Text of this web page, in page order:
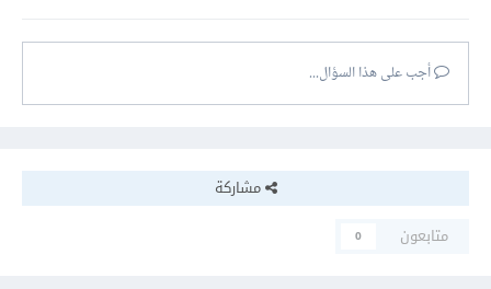
أجب على هذا السؤال...
مشاركة
متابعون
0